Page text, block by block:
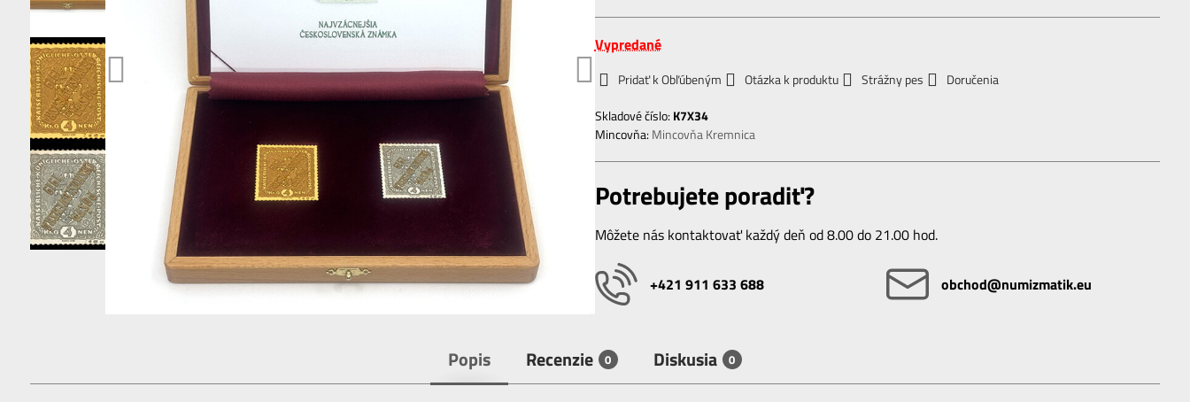
Vypredané
Pridať k Obľúbeným Otázka k produktu Strážny pes
Doručenia
Skladové číslo: K7X34
Mincovňa: Mincovňa Kremnica
Potrebujete poradiť?
Môžete nás kontaktovať každý deň od 8.00 do 21.00 hod.
+421 911 633 688 obchod​@numizmatik​.eu
Popis Recenzie 0 Diskusia 0